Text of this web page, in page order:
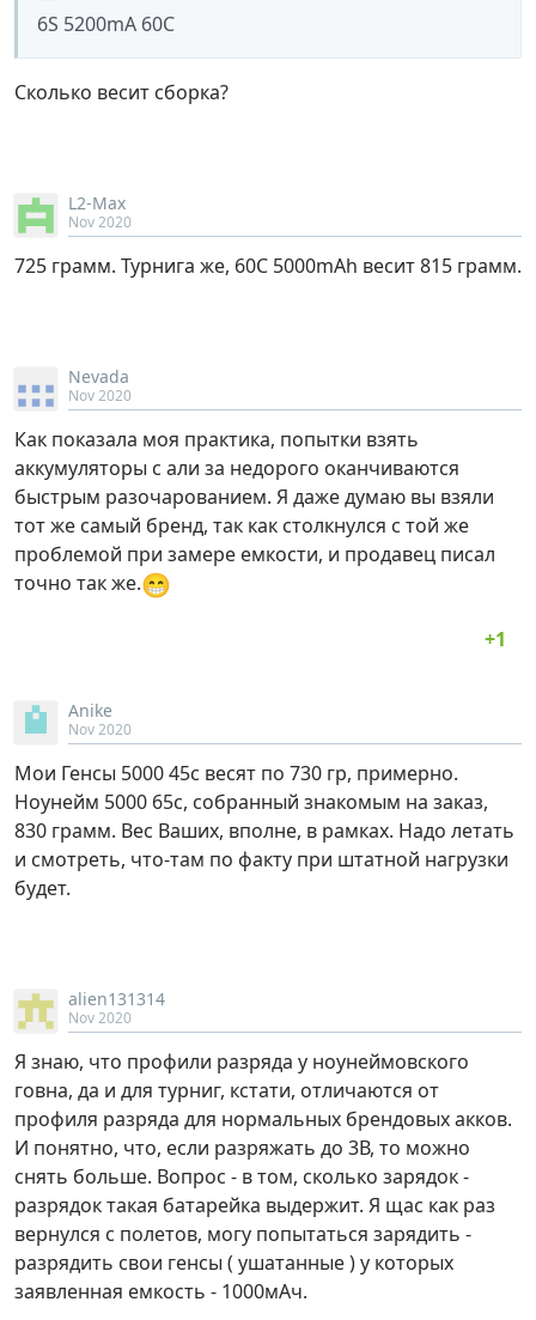
6S 5200mA 60C
Сколько весит сборка?
L2-Max
Nov 2020
725 грамм. Турнига же, 60С 5000mAh весит 815 грамм.
Nevada
Nov 2020
Как показала моя практика, попытки взять
аккумуляторы с али за недорого оканчиваются
быстрым разочарованием. Я даже думаю вы взяли
тот же самый бренд, так как столкнулся с той же
проблемой при замере емкости, и продавец писал
точно так же.😁
Anike
Nov 2020
Мои Генсы 5000 45с весят по 730 гр, примерно.
Ноунейм 5000 65c, собранный знакомым на заказ,
830 грамм. Вес Ваших, вполне, в рамках. Надо летать
и смотреть, что-там по факту при штатной нагрузки
будет.
alien131314
Nov 2020
Я знаю, что профили разряда у ноунеймовского
говна, да и для турниг, кстати, отличаются от
профиля разряда для нормальных брендовых акков.
И понятно, что, если разряжать до 3В, то можно
снять больше. Вопрос - в том, сколько зарядок -
разрядок такая батарейка выдержит. Я щас как раз
вернулся с полетов, могу попытаться зарядить -
разрядить свои генсы ( ушатанные ) у которых
заявленная емкость - 1000мАч.